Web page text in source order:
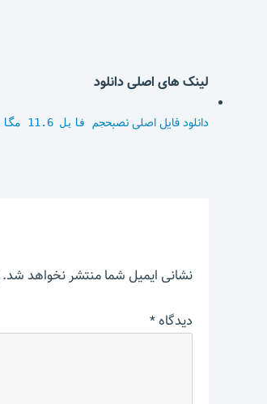
لینک های اصلی دانلود
دانلود فایل اصلی نصبحجم فایل 11.6 مگابایت
نشانی ایمیل شما منتشر نخواهد شد.
دیدگاه*